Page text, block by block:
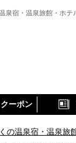
泉宿・温泉旅館・ホテ
ーポン
の温泉宿・温泉旅